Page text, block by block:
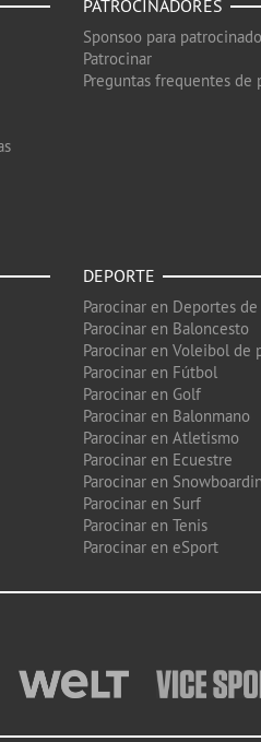
PATROCINADORES
Sponsoo para
Patrocinar
Preguntas frequentes de
DEPORTE
Parocinar en Deportes
Parocinar en Baloncesto
Parocinar en Voleibol de
Parocinar en Fútbol
Parocinar en Golf
Parocinar en Balonmano
Parocinar en Atletismo
Parocinar en Ecuestre
Parocinar en
Parocinar en Surf
Parocinar en Tenis
Parocinar en eSport